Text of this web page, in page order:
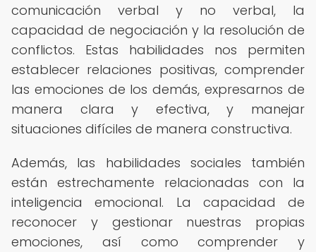
comunicación verbal y no verbal, la
capacidad de negociación y la resolución de
conflictos. Estas habilidades nos permiten
establecer relaciones positivas, comprender
las emociones de los demás, expresarnos de
manera clara y efectiva, y manejar
situaciones difíciles de manera constructiva.
Además, las habilidades sociales también
están estrechamente relacionadas con la
inteligencia emocional. La capacidad de
reconocer y gestionar nuestras propias
emociones, así como comprender y